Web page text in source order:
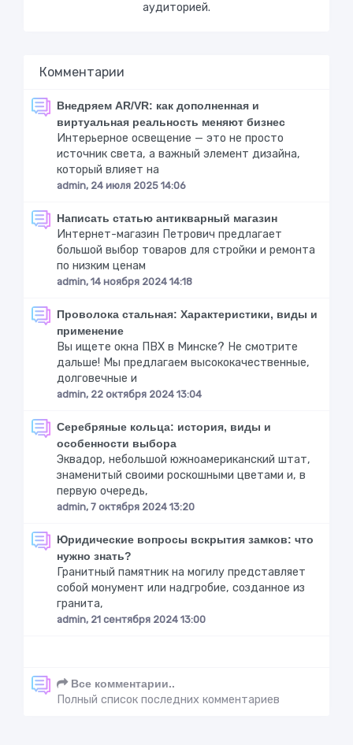
аудиторией.
Комментарии
Внедряем AR/VR: как дополненная и
виртуальная реальность меняют бизнес
Интерьерное освещение — это не просто
источник света, а важный элемент дизайна,
который влияет на
admin, 24 июля 2025 14:06
Написать статью антикварный магазин
Интернет-магазин Петрович предлагает
большой выбор товаров для стройки и ремонта
по низким ценам
admin, 14 ноября 2024 14:18
Проволока стальная: Характеристики, виды и
применение
Вы ищете окна ПВХ в Минске? Не смотрите
дальше! Мы предлагаем высококачественные,
долговечные и
admin, 22 октября 2024 13:04
Серебряные кольца: история, виды и
особенности выбора
Эквадор, небольшой южноамериканский штат,
знаменитый своими роскошными цветами и, в
первую очередь,
admin, 7 октября 2024 13:20
Юридические вопросы вскрытия замков: что
нужно знать?
Гранитный памятник на могилу представляет
собой монумент или надгробие, созданное из
гранита,
admin, 21 сентября 2024 13:00
Все комментарии..
Полный список последних комментариев